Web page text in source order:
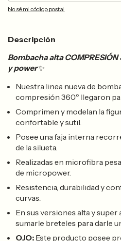
No sé mi código postal
Descripción
Bombacha alta
y power✨
Nuestra linea nueva de
compresión 360º llegaron
Comprimen y modelan la
confortable y sutil.
Posee una faja interna
de la silueta.
Realizadas en microfibra
de micropower.
Resistencia, durabilidad y
curvas.
En sus versiones alta y
sumarle breteles para darle
OJO: Este producto posee